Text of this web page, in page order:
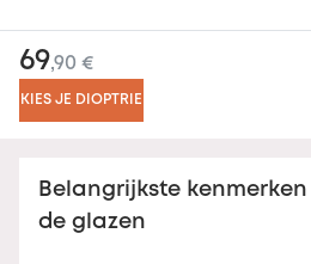
Belangrijkste
de glazen
69,90 €
KIES JE DIOPTRIE